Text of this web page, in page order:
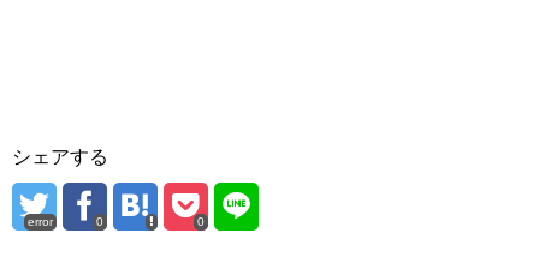
シェアする
error 0 0